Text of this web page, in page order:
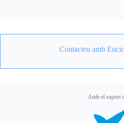
Contacteu amb
Amb el suport